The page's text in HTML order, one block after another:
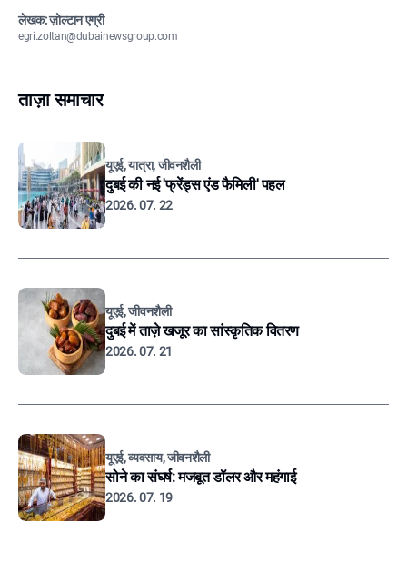
लेखक: ज़ोल्टान एग्री
egri.zoltan@dubainewsgroup.com
ताज़ा समाचार
यूएई, यात्रा, जीवनशैली
दुबई की नई 'फ्रेंड्स एंड फैमिली' पहल
2026. 07. 22
यूएई, जीवनशैली
दुबई में ताज़े खजूर का सांस्कृतिक वितरण
2026. 07. 21
यूएई, व्यवसाय, जीवनशैली
सोने का संघर्ष: मजबूत डॉलर और महंगाई
2026. 07. 19